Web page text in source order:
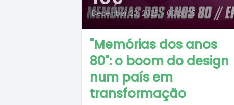
December 23, 2025 • 00:28:25
"Memórias dos anos
80": o boom do design
num país em
transformação